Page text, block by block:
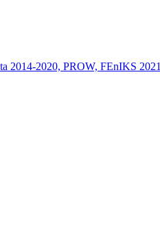
2014-2020, PROW, FEnIKS